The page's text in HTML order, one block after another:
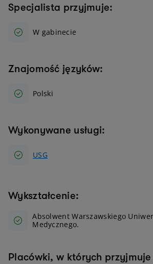
Specjalista przyjmuje:
W gabinecie
Znajomość języków:
Polski
Wykonywane usługi:
USG
Wykształcenie:
Absolwent Warszawskiego
Medycznego.
Placówki, w których